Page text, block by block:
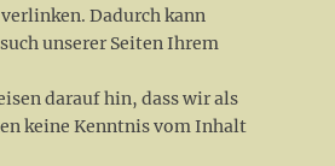
Dadurch kann
unserer Seiten Ihrem
darauf hin, dass wir als
keine Kenntnis vom Inhalt